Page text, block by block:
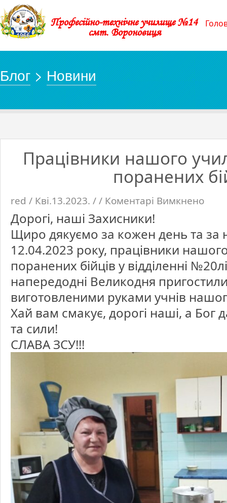
Професійно-технічне училище №14
смт. Вороновиця
Блог>Новини
Працівники нашого
поранених
red / Кві.13.2023. / / Коментарі Вимкнено
бійців
Дорогі, наші Захисники!
Щиро дякуємо за кожен день та за
12.04.2023 року, працівники
поранених бійців у відділенні
напередодні Великодня
виготовленими руками учнів
Хай вам смакує, дорогі наші, а Бог
та сили!
СЛАВА ЗСУ!!!